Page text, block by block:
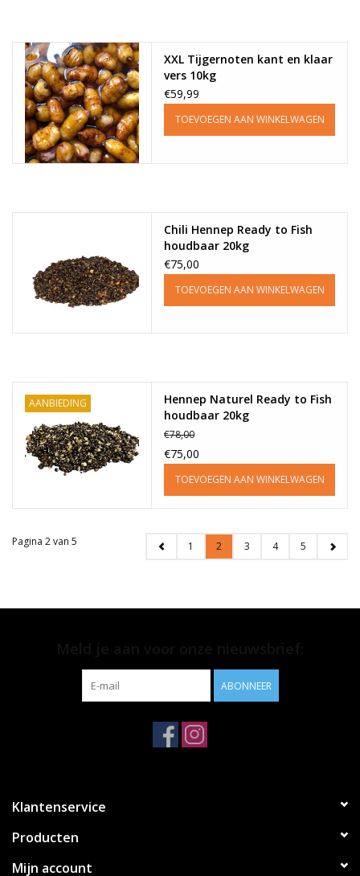
XXL Tijgernoten kant en klaar
vers 10kg
€59,99
TOEVOEGEN AAN WINKELWAGEN
Chili Hennep Ready to Fish
houdbaar 20kg
€75,00
TOEVOEGEN AAN WINKELWAGEN
AANBIEDING
Hennep Naturel Ready to Fish
houdbaar 20kg
€78,00
€75,00
TOEVOEGEN AAN WINKELWAGEN
Pagina 2 van 5 1 2 3 4 5
ABONNEER
Klantenservice
Producten
Mijn account